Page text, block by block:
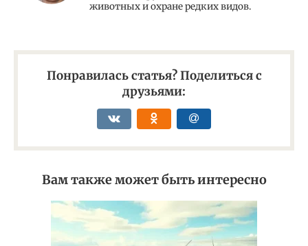
животных и охране редких видов.
Понравилась статья? Поделиться с
друзьями:
Вам также может быть интересно